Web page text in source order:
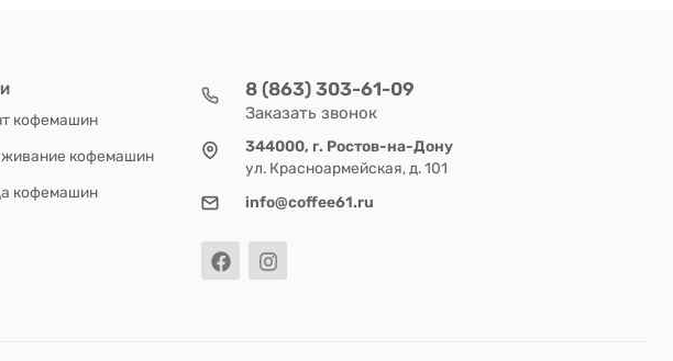
кофемашин
кофемашин
кофемашин
8 (863) 303-61-09
Заказать звонок
344000, г. Ростов-на-Дону
ул. Красноармейская, д. 101
info@coffee61.ru